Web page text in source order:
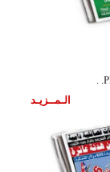
الـمــزيـد